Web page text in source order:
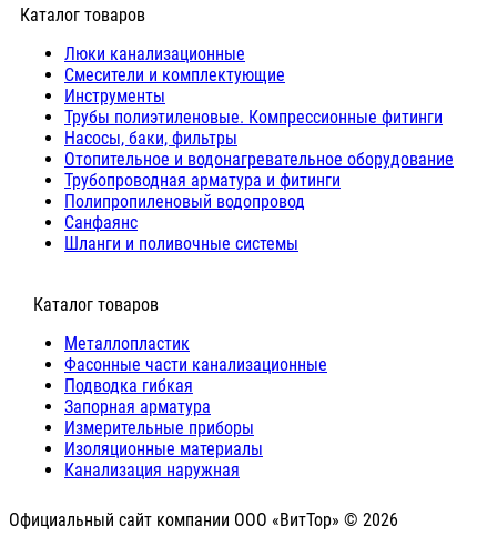
Каталог товаров
Люки канализационные
Cмесители и комплектующие
Инструменты
Трубы полиэтиленовые. Компрессионные фитинги
Насосы, баки, фильтры
Отопительное и водонагревательное оборудование
Трубопроводная арматура и фитинги
Полипропиленовый водопровод
Санфаянс
Шланги и поливочные системы
⠀Каталог товаров
Металлопластик
Фасонные части канализационные
Подводка гибкая
Запорная арматура
Измерительные приборы
Изоляционные материалы
Канализация наружная
Официальный сайт компании ООО «ВитТор» © 2026